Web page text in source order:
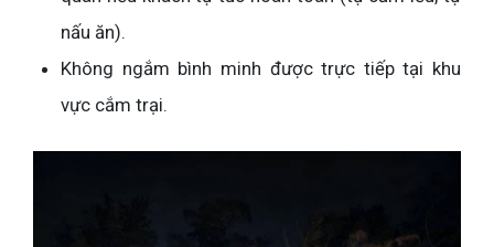
nấu ăn).
Không ngắm bình minh được trực tiếp tại khu
vực cắm trại.